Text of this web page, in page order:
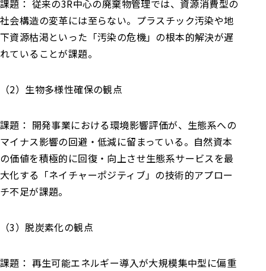
課題： 従来の3R中心の廃棄物管理では、資源消費型の
社会構造の変革には至らない。プラスチック汚染や地
下資源枯渇といった「汚染の危機」の根本的解決が遅
れていることが課題。
（2）生物多様性確保の観点
課題： 開発事業における環境影響評価が、生態系への
マイナス影響の回避・低減に留まっている。自然資本
の価値を積極的に回復・向上させ生態系サービスを最
大化する「ネイチャーポジティブ」の技術的アプロー
チ不足が課題。
（3）脱炭素化の観点
課題： 再生可能エネルギー導入が大規模集中型に偏重